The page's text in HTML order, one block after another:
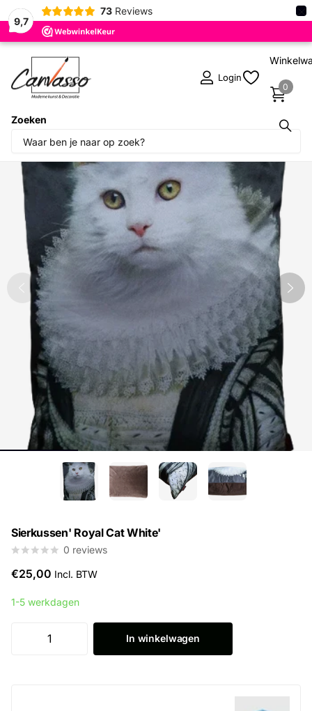
9,7
73 Reviews ×
Zoeken
Login
0
Deel dit product
Sierkussen' Royal Cat White'
0 reviews
€25,00 Incl. BTW
1-5 werkdagen
In winkelwagen